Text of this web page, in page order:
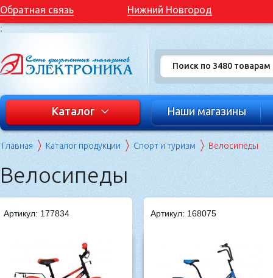
Обратная связь Нижний Новгород
;
Каталог Наши магазины
Главная Каталог продукции Спорт и туризм Велосипеды
Велосипеды
Артикул: 177834 Артикул: 168075